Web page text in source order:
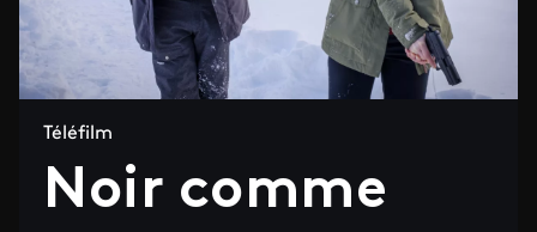
Téléfilm
Noir comme